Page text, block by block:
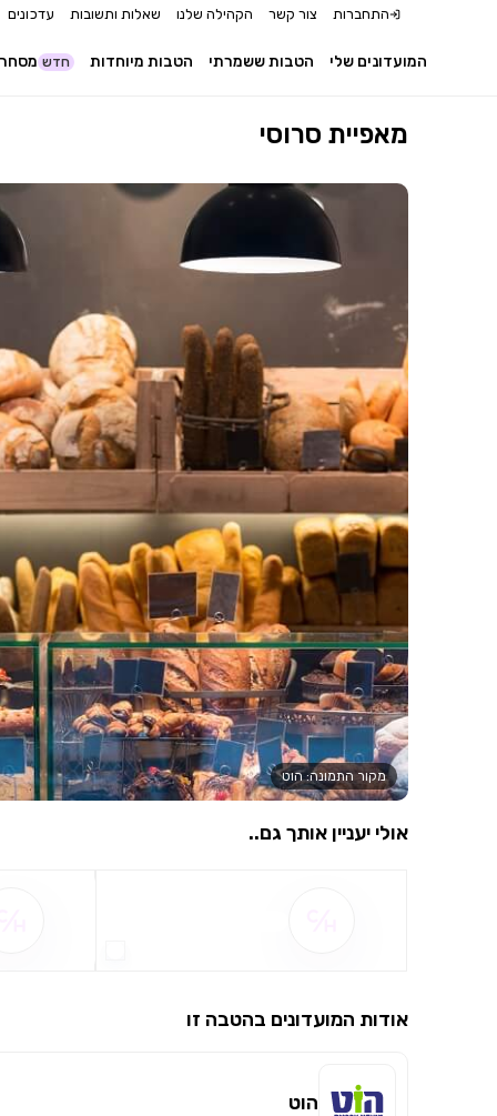
התחברות צור קשר הקהילה שלנו שאלות ותשובות עדכונים
חדש הטבות מיוחדות הטבות ששמרתי המועדונים שלי
מאפיית סרוסי
מקור התמונה: הוט
אולי יעניין אותך גם..
אודות המועדונים בהטבה זו
הוט